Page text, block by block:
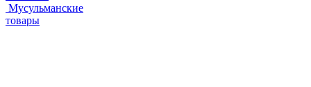
Мусульманские
товары